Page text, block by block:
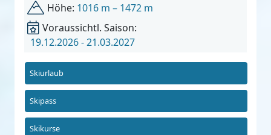
Höhe: 1016 m – 1472 m
Voraussichtl. Saison:
19.12.2026 - 21.03.2027
Skiurlaub
Skipass
Skikurse